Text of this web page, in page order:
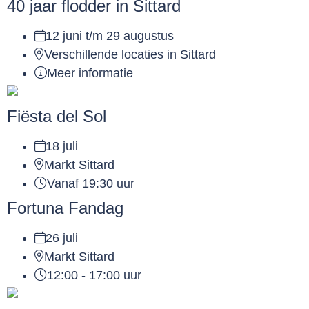
40 jaar flodder in Sittard
12 juni t/m 29 augustus
Verschillende locaties in Sittard
Meer informatie
Fiësta del Sol
18 juli
Markt Sittard
Vanaf 19:30 uur
Fortuna Fandag
26 juli
Markt Sittard
12:00 - 17:00 uur